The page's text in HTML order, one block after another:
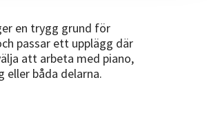
en trygg grund för
passar ett upplägg där
att arbeta med piano,
eller båda delarna.